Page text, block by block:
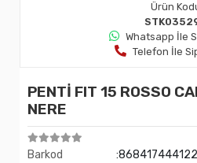
Ürün
Whatsapp İle
Telefon İle
PENTİ FIT 15 ROSSO
NERE
Barkod